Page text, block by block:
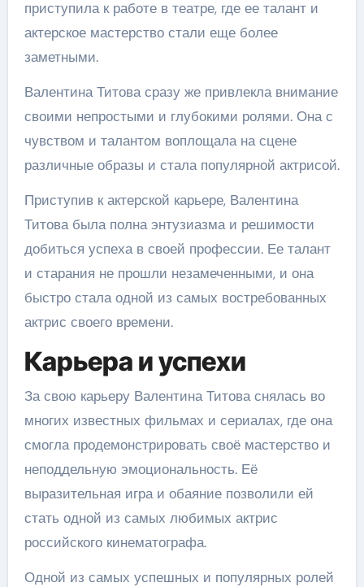
приступила к работе в театре, где ее талант и
актерское мастерство стали еще более
заметными.
Валентина Титова сразу же привлекла внимание
своими непростыми и глубокими ролями. Она с
чувством и талантом воплощала на сцене
различные образы и стала популярной актрисой.
Приступив к актерской карьере, Валентина
Титова была полна энтузиазма и решимости
добиться успеха в своей профессии. Ее талант
и старания не прошли незамеченными, и она
быстро стала одной из самых востребованных
актрис своего времени.
Карьера и успехи
За свою карьеру Валентина Титова снялась во
многих известных фильмах и сериалах, где она
смогла продемонстрировать своё мастерство и
неподдельную эмоциональность. Её
выразительная игра и обаяние позволили ей
стать одной из самых любимых актрис
российского кинематографа.
Одной из самых успешных и популярных ролей